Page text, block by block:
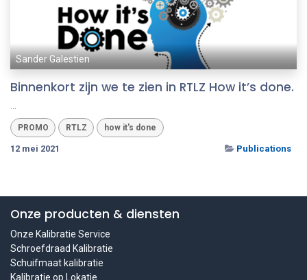
Sander Galestien
Binnenkort zijn we te zien in RTLZ How it’s done.
...
PROMO RTLZ how it's done
12 mei 2021 Publications
Onze producten & diensten
Onze Kalibratie Service
Schroefdraad Kalibratie
Schuifmaat kalibratie
Kalibratie op Lokatie